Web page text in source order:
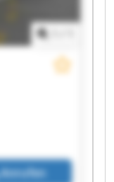
Anrufen